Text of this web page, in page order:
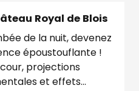
Royal de Blois
de la nuit, devenez
!
projections
et effets...